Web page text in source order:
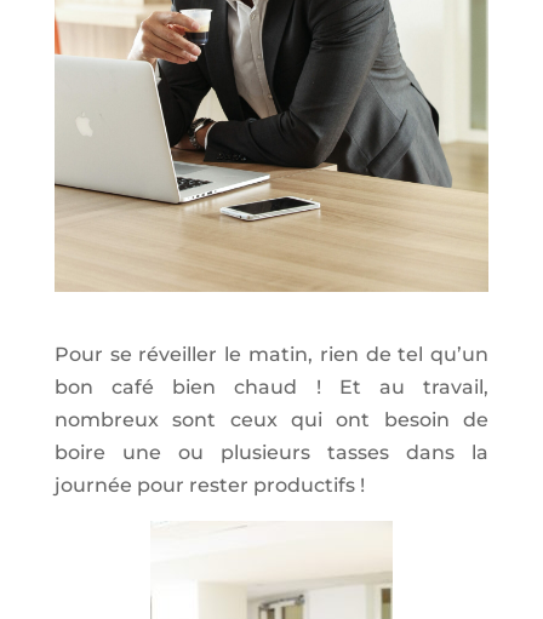
Pour se réveiller le matin, rien de tel qu’un
bon café bien chaud ! Et au travail,
nombreux sont ceux qui ont besoin de
boire une ou plusieurs tasses dans la
journée pour rester productifs !